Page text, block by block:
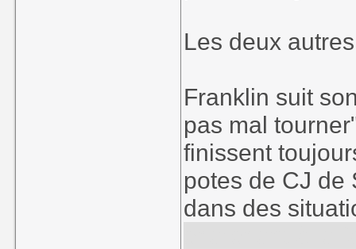
Les deux
Franklin suit
pas mal
finissent
potes de CJ de
dans des